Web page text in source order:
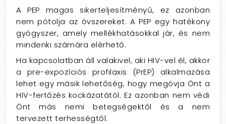
A PEP magas sikerteljesítményű, ez azonban
nem pótolja az óvszereket. A PEP egy hatékony
gyógyszer, amely mellékhatásokkal jár, és nem
mindenki számára elérhető.
Ha kapcsolatban áll valakivel, aki HIV-vel él, akkor
a pre-expozíciós profilaxis (PrEP) alkalmazása
lehet egy másik lehetőség, hogy megóvja Önt a
HIV-fertőzés kockázatától. Ez azonban nem védi
Önt más nemi betegségektől és a nem
tervezett terhességtől.